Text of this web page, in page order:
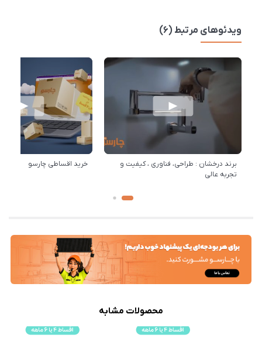
ویدئوهای مرتبط (6)
برند درخشان : طراحی، فناوری ، کیفیت و
تجربه عالی
خرید اقساطی چارسو
محصولات مشابه